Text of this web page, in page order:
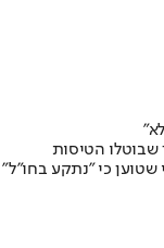
שבוטלו הטיסות
כי "נתקע בחו"ל"